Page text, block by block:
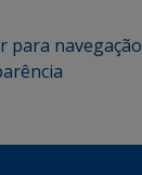
para navegação